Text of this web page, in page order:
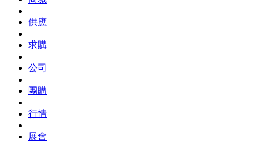
|
供應
|
求購
|
公司
|
團購
|
行情
|
展會